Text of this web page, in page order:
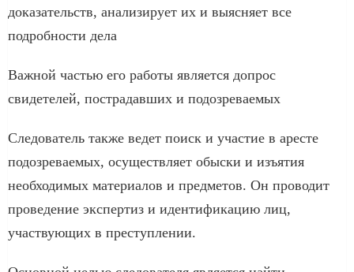
доказательств, анализирует их и выясняет все
подробности дела
Важной частью его работы является допрос
свидетелей, пострадавших и подозреваемых
Следователь также ведет поиск и участие в аресте
подозреваемых, осуществляет обыски и изъятия
необходимых материалов и предметов. Он проводит
проведение экспертиз и идентификацию лиц,
участвующих в преступлении.